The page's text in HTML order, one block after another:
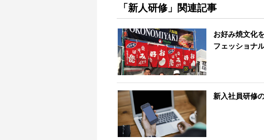
「新人研修」関連記事
お好み焼文化
フェッショナ
新入社員研修